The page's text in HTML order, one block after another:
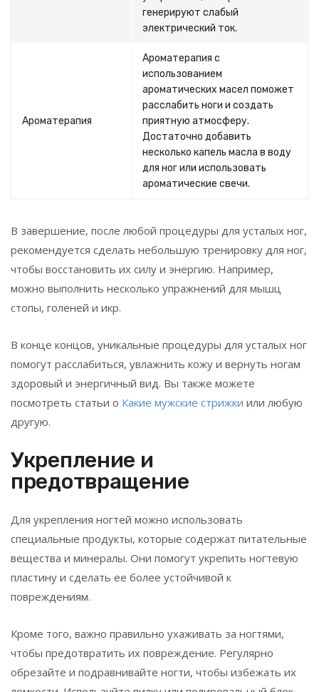
генерируют слабый
электрический ток.
Ароматерапия
Ароматерапия с
использованием
ароматических масел поможет
расслабить ноги и создать
приятную атмосферу.
Достаточно добавить
несколько капель масла в воду
для ног или использовать
ароматические свечи.
В завершение, после любой процедуры для усталых ног,
рекомендуется сделать небольшую тренировку для ног,
чтобы восстановить их силу и энергию. Например,
можно выполнить несколько упражнений для мышц
стопы, голеней и икр.
В конце концов, уникальные процедуры для усталых ног
помогут расслабиться, увлажнить кожу и вернуть ногам
здоровый и энергичный вид. Вы также можете
посмотреть статьи о Какие мужские стрижки или любую
другую.
Укрепление и
предотвращение
Для укрепления ногтей можно использовать
специальные продукты, которые содержат питательные
вещества и минералы. Они помогут укрепить ногтевую
пластину и сделать ее более устойчивой к
повреждениям.
Кроме того, важно правильно ухаживать за ногтями,
чтобы предотвратить их повреждение. Регулярно
обрезайте и подравнивайте ногти, чтобы избежать их